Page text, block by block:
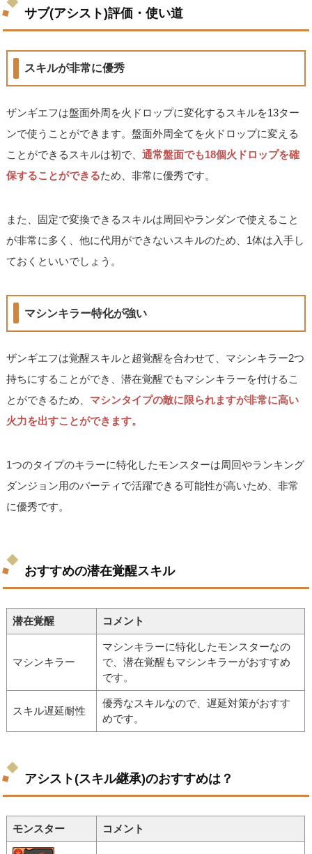
サブ(アシスト)評価・使い道
スキルが非常に優秀
ザンギエフは盤面外周を火ドロップに変化するスキルを13ター
ンで使うことができます。盤面外周全てを火ドロップに変える
ことができるスキルは初で、通常盤面でも18個火ドロップを確
保することができるため、非常に優秀です。
また、固定で変換できるスキルは周回やランダンで使えること
が非常に多く、他に代用ができないスキルのため、1体は入手し
ておくといいでしょう。
マシンキラー特化が強い
ザンギエフは覚醒スキルと超覚醒を合わせて、マシンキラー2つ
持ちにすることができ、潜在覚醒でもマシンキラーを付けるこ
とができるため、 マシンタイプの敵に限られますが非常に高い
火力を出すことができます。
1つのタイプのキラーに特化したモンスターは周回やランキング
ダンジョン用のパーティで活躍できる可能性が高いため、非常
に優秀です。
おすすめの潜在覚醒スキル
潜在覚醒 コメント
マシンキラー
マシンキラーに特化したモンスターなの
で、潜在覚醒もマシンキラーがおすすめ
です。
スキル遅延耐性
優秀なスキルなので、遅延対策がおすす
めです。
アシスト(スキル継承)のおすすめは？
モンスター コメント